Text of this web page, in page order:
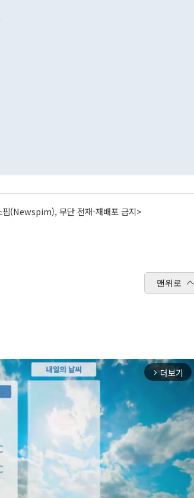
핌(Newspim), 무단 전재-재배포 금지>
맨위로
arrow_forward_ios 더보기